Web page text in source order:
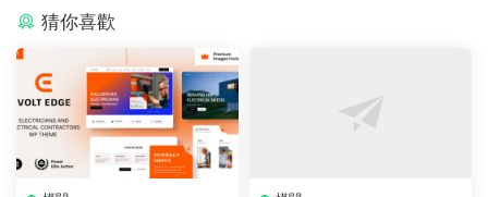
猜你喜歡